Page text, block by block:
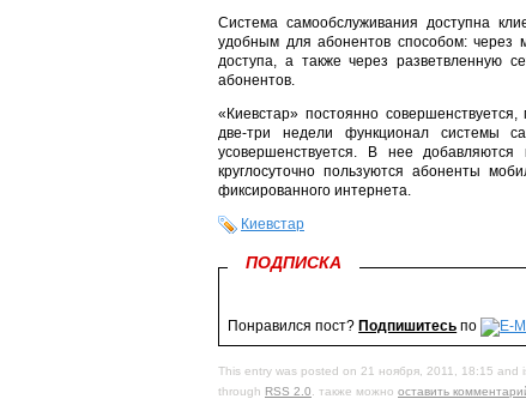
Система самообслуживания доступна
удобным для абонентов способом:
доступа, а также через разветвленную
абонентов.
«Киевстар» постоянно
две-три недели функционал системы
усовершенствуется. В нее
круглосуточно пользуются абоненты
фиксированного интернета.
Киевстар
ПОДПИСКА
Понравился пост? Подпишитесь по
This entry was posted on 21 ноября, 2011, 18:15 and
through RSS 2.0. также можно оставить